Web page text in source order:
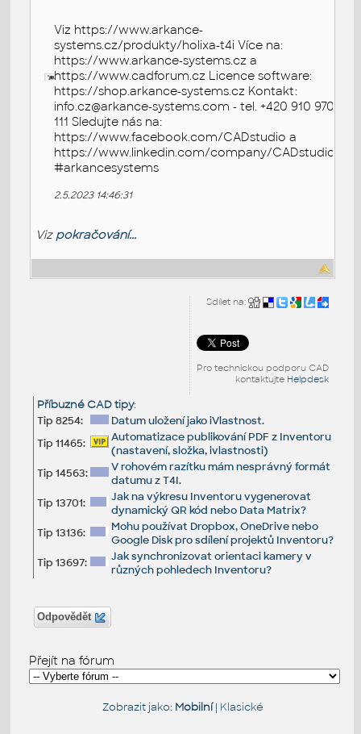
Viz https://www.arkance-
systems.cz/produkty/holixa-t4i Více na:
https://www.arkance-systems.cz a
https://www.cadforum.cz Licence software:
https://shop.arkance-systems.cz Kontakt:
info.cz@arkance-systems.com - tel. +420 910 970
111 Sledujte nás na:
https://www.facebook.com/CADstudio a
https://www.linkedin.com/company/CADstudio
#arkancesystems
2.5.2023 14:46:31
Viz pokračování...
Sdílet na:
Pro technickou podporu CAD
kontaktujte Helpdesk
Příbuzné CAD tipy:
Tip 8254:
Datum uložení jako iVlastnost.
Tip 11465:
Automatizace publikování PDF z Inventoru
(nastavení, složka, ivlastnosti)
Tip 14563:
V rohovém razítku mám nesprávný formát
datumu z T4I.
Tip 13701:
Jak na výkresu Inventoru vygenerovat
dynamický QR kód nebo Data Matrix?
Tip 13136:
Mohu používat Dropbox, OneDrive nebo
Google Disk pro sdílení projektů Inventoru?
Tip 13697:
Jak synchronizovat orientaci kamery v
různých pohledech Inventoru?
Odpovědět
Přejít na fórum
Zobrazit jako: Mobilní| Klasické